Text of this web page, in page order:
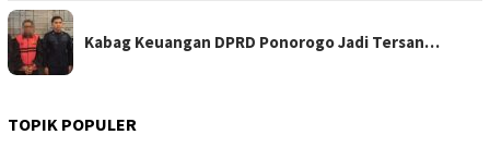
Kabag Keuangan DPRD Ponorogo Jadi Tersan…
TOPIK POPULER